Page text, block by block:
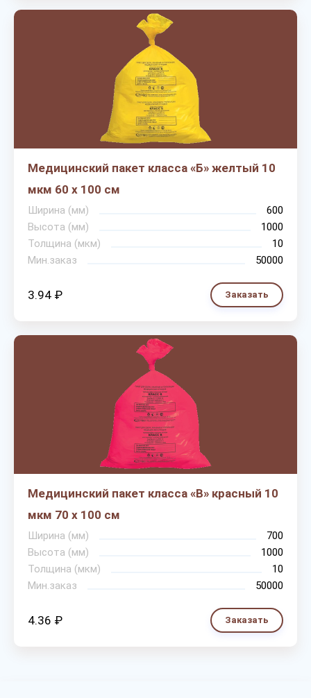
Медицинский пакет класса «Б» желтый 10
мкм 60 х 100 см
Ширина (мм)
600
Высота (мм)
1000
Толщина (мкм)
10
Мин.заказ
50000
3.94 ₽ Заказать
Медицинский пакет класса «В» красный 10
мкм 70 х 100 см
Ширина (мм)
700
Высота (мм)
1000
Толщина (мкм)
10
Мин.заказ
50000
4.36 ₽ Заказать